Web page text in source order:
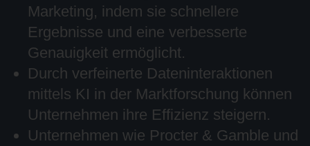
Marketing, indem sie schnellere
Ergebnisse und eine verbesserte
Genauigkeit ermöglicht.
Durch verfeinerte Dateninteraktionen
mittels KI in der Marktforschung können
Unternehmen ihre Effizienz steigern.
Unternehmen wie Procter & Gamble und